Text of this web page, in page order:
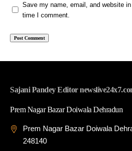
Save my name, email, and website
time I comment.
Sajani Pandey Editor
Prem Nagar Bazar Doiwala Dehradun
Prem Nagar Bazar Doiwala
248140